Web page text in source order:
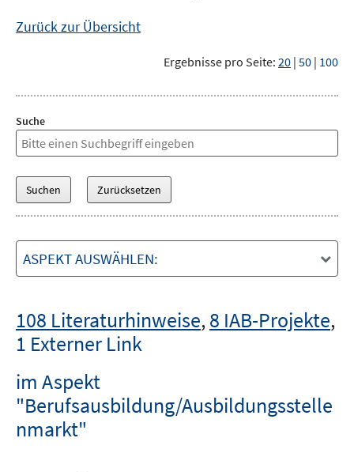
Zurück zur Übersicht
Ergebnisse pro Seite: 20 | 50 | 100
Suche
ASPEKT AUSWÄHLEN:
108 Literaturhinweise,8 IAB-Projekte,
1 Externer Link
im Aspekt
"Berufsausbildung/Ausbildungsstelle
nmarkt"